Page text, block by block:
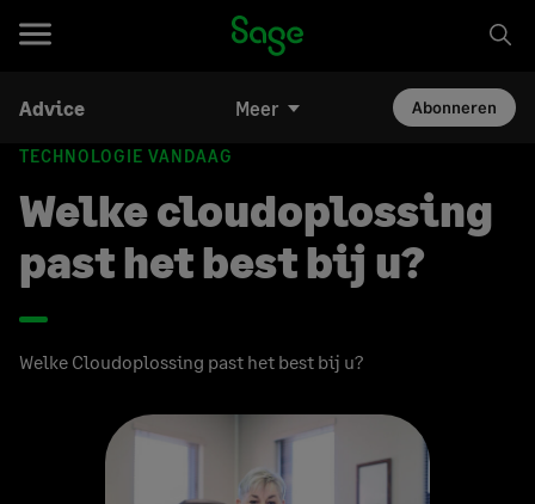
Advice Meer Abonneren
TECHNOLOGIE VANDAAG
Welke cloudoplossing
past het best bij u?
Welke Cloudoplossing past het best bij u?